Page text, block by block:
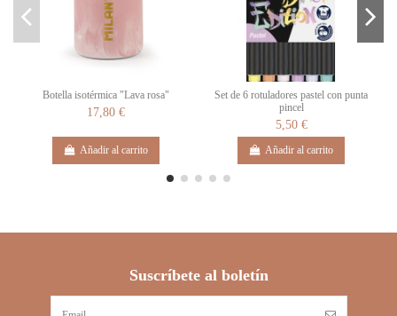
Botella isotérmica "Lava rosa"
17,80 €
Añadir al carrito
Set de 6 rotuladores pastel con punta
pincel
5,50 €
Añadir al carrito
Suscríbete al boletín